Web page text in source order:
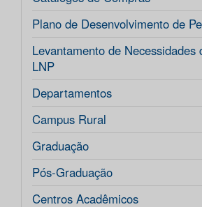
Plano de Desenvolvimento de
Levantamento de Necessidades
LNP
Departamentos
Campus Rural
Graduação
Pós-Graduação
Centros Acadêmicos